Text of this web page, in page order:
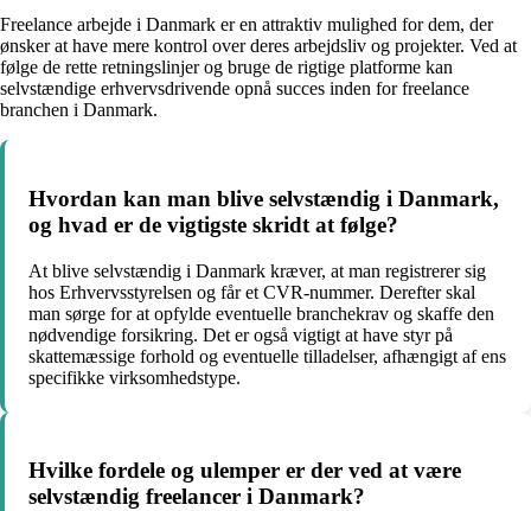
Freelance arbejde i Danmark er en attraktiv mulighed for dem, der
ønsker at have mere kontrol over deres arbejdsliv og projekter. Ved at
følge de rette retningslinjer og bruge de rigtige platforme kan
selvstændige erhvervsdrivende opnå succes inden for freelance
branchen i Danmark.
Hvordan kan man blive selvstændig i Danmark,
og hvad er de vigtigste skridt at følge?
At blive selvstændig i Danmark kræver, at man registrerer sig
hos Erhvervsstyrelsen og får et CVR-nummer. Derefter skal
man sørge for at opfylde eventuelle branchekrav og skaffe den
nødvendige forsikring. Det er også vigtigt at have styr på
skattemæssige forhold og eventuelle tilladelser, afhængigt af ens
specifikke virksomhedstype.
Hvilke fordele og ulemper er der ved at være
selvstændig freelancer i Danmark?